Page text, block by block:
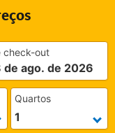
check-out
de ago. de 2026
Quartos